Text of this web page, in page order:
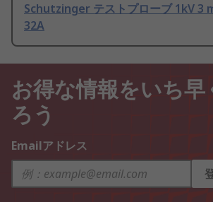
Schutzinger テストプローブ 1kV 3
32A
お得な情報をいち早
ろう
Emailアドレス